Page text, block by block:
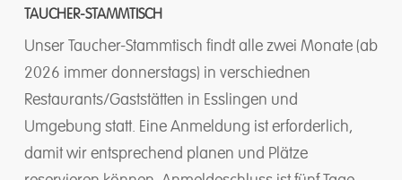
TAUCHER-STAMMTISCH
Unser Taucher-Stammtisch findt alle zwei Monate (ab
2026 immer donnerstags) in verschiednen
Restaurants/Gaststätten in Esslingen und
Umgebung statt. Eine Anmeldung ist erforderlich,
damit wir entsprechend planen und Plätze